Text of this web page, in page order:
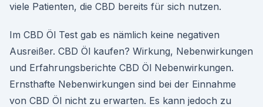
viele Patienten, die CBD bereits für sich nutzen.
Im CBD Öl Test gab es nämlich keine negativen
Ausreißer. CBD Öl kaufen? Wirkung, Nebenwirkungen
und Erfahrungsberichte CBD Öl Nebenwirkungen.
Ernsthafte Nebenwirkungen sind bei der Einnahme
von CBD Öl nicht zu erwarten. Es kann jedoch zu